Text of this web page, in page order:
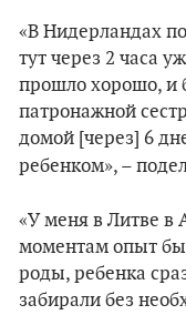
«В Нидерландах
тут через 2 часа
прошло хорошо, и
патронажной
домой [через] 6
ребенком», –
«У меня в Литве в
моментам опыт
роды, ребенка
забирали без